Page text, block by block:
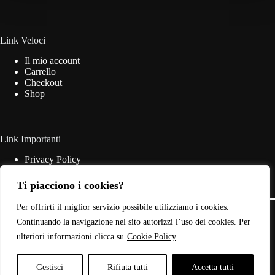
Ti piacciono i cookies?
Per offrirti il miglior servizio possibile utilizziamo i cookies.
Continuando la navigazione nel sito autorizzi l’uso dei cookies. Per
ulteriori informazioni clicca su Cookie Policy
Gestisci Rifiuta tutti Accetta tutti
pagina
prodotto
Link Veloci
Il mio account
Carrello
Checkout
Shop
Link Importanti
Privacy Policy
Termini & Condizioni
Contatti
© 2026 - Web Powered byDylog Italia S.p.A.